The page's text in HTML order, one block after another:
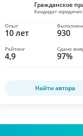
Гражданское
Кандидат
10 лет
Опыт
930
4,9
Рейтинг
97%
Сдано
Найти автора